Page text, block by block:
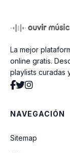
En
La mejor
online gratis.
playlists curadas
NAVEGACIÓN
Sitemap